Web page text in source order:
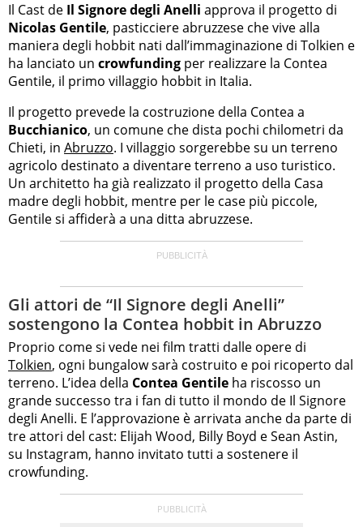
Il Cast de Il Signore degli Anelli approva il progetto di
Nicolas Gentile, pasticciere abruzzese che vive alla
maniera degli hobbit nati dall’immaginazione di Tolkien e
ha lanciato un crowfunding per realizzare la Contea
Gentile, il primo villaggio hobbit in Italia.
Il progetto prevede la costruzione della Contea a
Bucchianico, un comune che dista pochi chilometri da
Chieti, in Abruzzo. I villaggio sorgerebbe su un terreno
agricolo destinato a diventare terreno a uso turistico.
Un architetto ha già realizzato il progetto della Casa
madre degli hobbit, mentre per le case più piccole,
Gentile si affiderà a una ditta abruzzese.
Gli attori de “Il Signore degli Anelli”
sostengono la Contea hobbit in Abruzzo
Proprio come si vede nei film tratti dalle opere di
Tolkien, ogni bungalow sarà costruito e poi ricoperto dal
terreno. L’idea della Contea Gentile ha riscosso un
grande successo tra i fan di tutto il mondo de Il Signore
degli Anelli. E l’approvazione è arrivata anche da parte di
tre attori del cast: Elijah Wood, Billy Boyd e Sean Astin,
su Instagram, hanno invitato tutti a sostenere il
crowfunding.